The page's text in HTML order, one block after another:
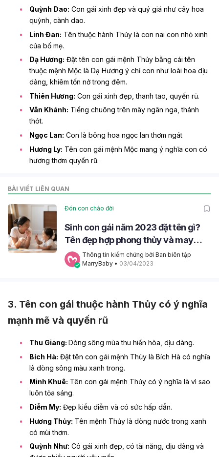
Quỳnh Dao: Con gái xinh đẹp và quý giá như cây hoa
quỳnh, cành dao.
Linh Đan: Tên thuộc hành Thủy là con nai con nhỏ xinh
của bố mẹ.
Dạ Hương: Đặt tên con gái mệnh Thủy bằng cái tên
thuộc mệnh Mộc là Dạ Hương ý chỉ con như loài hoa dịu
dàng, khiêm tốn nở trong đêm.
Thiên Hương: Con gái xinh đẹp, thanh tao, quyến rũ.
Vân Khánh: Tiếng chuông trên mây ngân nga, thánh
thót.
Ngọc Lan: Con là bông hoa ngọc lan thơm ngát
Hương Ly: Tên con gái mệnh Mộc mang ý nghĩa con có
hương thơm quyến rũ.
BÀI VIẾT LIÊN QUAN
Đón con chào đời
Sinh con gái năm 2023 đặt tên gì?
Tên đẹp hợp phong thủy và may
mắn Thông tin kiểm chứng bởi Ban biên tập
MarryBaby • 03/04/2023
3. Tên con gái thuộc hành Thủy có ý nghĩa
mạnh mẽ và quyến rũ
Thu Giang: Dòng sông mùa thu hiền hòa, dịu dàng.
Bích Hà: Đặt tên con gái mệnh Thủy là Bích Hà có nghĩa
là dòng sông màu xanh trong.
Minh Khuê: Tên con gái mệnh Thủy có ý nghĩa là vì sao
luôn tỏa sáng.
Diễm My: Đẹp kiều diễm và có sức hấp dẫn.
Hương Thủy: Tên mệnh Thủy là dòng nước trong xanh
có mùi thơm.
Quỳnh Như: Cô gái xinh đẹp, có tài năng, dịu dàng và